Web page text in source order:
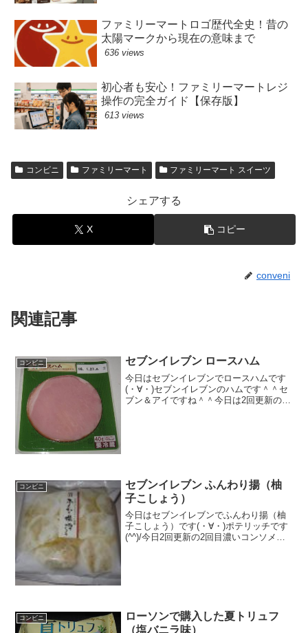
ファミリーマートロゴ歴代全史！昔の
太陽マークから現在の意味まで
636 views
初心者も安心！ファミリーマートレジ
操作の完全ガイド【保存版】
613 views
コンビニ ファミリーマート ファミリーマート スイーツ
シェアする
X コピー
conveni
関連記事
コンビニ セブンイレブン ロースハム
今日はセブンイレブンでロースハムです
(・∀・)セブンイレブンのハムです＾＾セ
ブン＆アイですね＾＾今日は2回更新の1
コンビニ
セブンイレブン ふんわり揚（柚
子こしょう）
今日はセブンイレブンでふんわり揚（柚
子こしょう）です(・∀・)ポテリッチです
(^^)/今日2回更新の2回目濃いコンソメは
コンビニ
ローソンで購入した夏トリュフ
（塩バニラ味）